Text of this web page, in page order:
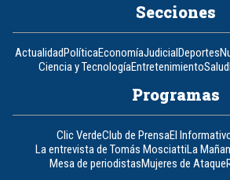
Secciones
ActualidadPolíticaEconomíaJudicialDeportes
Ciencia y TecnologíaEntretenimientoSalud
Programas
Clic VerdeClub de PrensaEl
La entrevista de Tomás MosciattiLa
Mesa de periodistasMujeres de Ataque